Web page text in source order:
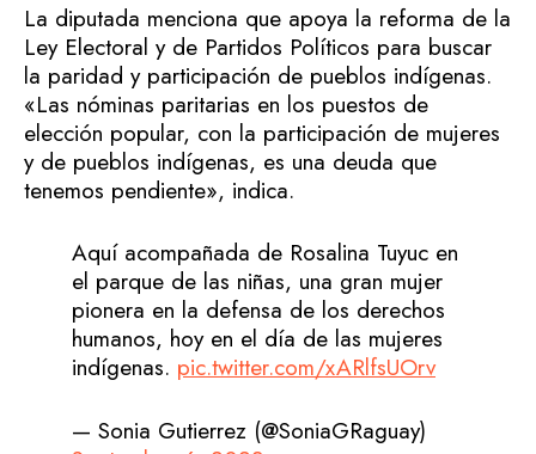
La diputada menciona que apoya la reforma de la
Ley Electoral y de Partidos Políticos para buscar
la paridad y participación de pueblos indígenas.
«Las nóminas paritarias en los puestos de
elección popular, con la participación de mujeres
y de pueblos indígenas, es una deuda que
tenemos pendiente», indica.
Aquí acompañada de Rosalina Tuyuc en
el parque de las niñas, una gran mujer
pionera en la defensa de los derechos
humanos, hoy en el día de las mujeres
indígenas. pic.twitter.com/xARlfsUOrv
— Sonia Gutierrez (@SoniaGRaguay)